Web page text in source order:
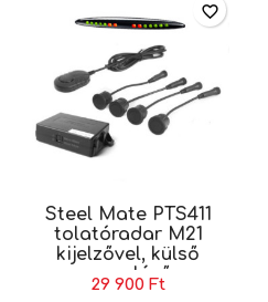
Steel Mate PTS411
tolatóradar M21
kijelzővel, külső
szerelésű
szenzorokkal
29 900 Ft
favorite_border